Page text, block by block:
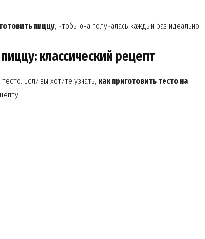
пиццу, чтобы она получалась каждый раз идеально.
классический рецепт
Если вы хотите узнать, как приготовить тесто на